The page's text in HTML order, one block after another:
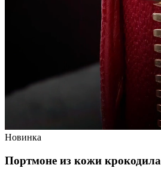
Новинка
Портмоне из кожи крокодила